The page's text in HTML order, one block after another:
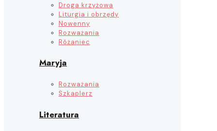
Droga krzyżowa
Liturgia i obrzędy
Nowenny
Rozważania
Różaniec
Maryja
Rozważania
Szkaplerz
Literatura